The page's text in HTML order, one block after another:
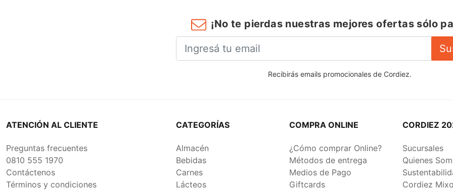
¡No te pierdas nuestras mejores ofertas sólo
Recibirás emails promocionales de Cordiez.
ATENCIÓN AL CLIENTE
Preguntas frecuentes
0810 555 1970
Contáctenos
Términos y condiciones
CATEGORÍAS
Almacén
Bebidas
Carnes
Lácteos
COMPRA ONLINE
¿Cómo comprar Online?
Métodos de entrega
Medios de Pago
Giftcards
CORDIEZ
Sucursales
Quienes
Cordiez